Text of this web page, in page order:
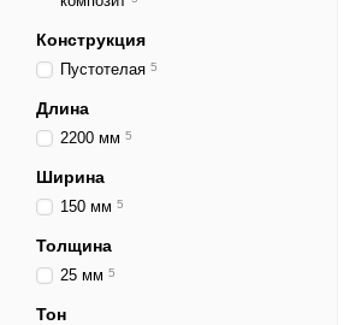
Конструкция
Пустотелая 5
Длина
2200 мм 5
Ширина
150 мм 5
Толщина
25 мм 5
Тон